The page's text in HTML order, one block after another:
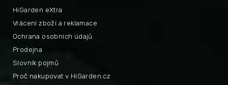
HiGarden eXtra
Proč nakupovat v HiGarden.cz
Vrácení zboží a reklamace
Ochrana osobních údajů
Prodejna
Slovník pojmů